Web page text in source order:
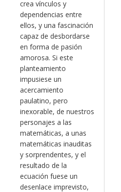
crea vínculos y
dependencias entre
ellos, y una fascinación
capaz de desbordarse
en forma de pasión
amorosa. Si este
planteamiento
impusiese un
acercamiento
paulatino, pero
inexorable, de nuestros
personajes a las
matemáticas, a unas
matemáticas inauditas
y sorprendentes, y el
resultado de la
ecuación fuese un
desenlace imprevisto,